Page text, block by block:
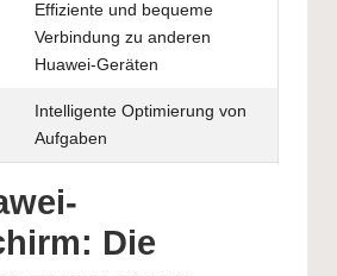
Effiziente und bequeme
Verbindung zu anderen
Huawei-Geräten
Intelligente Optimierung von
Aufgaben
Die